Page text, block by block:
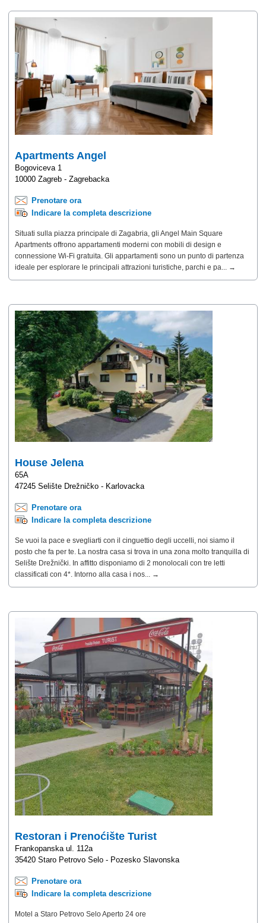
Apartments Angel
Bogoviceva 1
10000 Zagreb - Zagrebacka
Prenotare ora
Indicare la completa descrizione
Situati sulla piazza principale di Zagabria, gli Angel Main Square
Apartments offrono appartamenti moderni con mobili di design e
connessione Wi-Fi gratuita. Gli appartamenti sono un punto di partenza
ideale per esplorare le principali attrazioni turistiche, parchi e pa... →
House Jelena
65A
47245 Selište Drežničko - Karlovacka
Prenotare ora
Indicare la completa descrizione
Se vuoi la pace e svegliarti con il cinguettio degli uccelli, noi siamo il
posto che fa per te. La nostra casa si trova in una zona molto tranquilla di
Selište Drežnički. In affitto disponiamo di 2 monolocali con tre letti
classificati con 4*. Intorno alla casa i nos... →
Restoran i Prenoćište Turist
Frankopanska ul. 112a
35420 Staro Petrovo Selo - Pozesko Slavonska
Prenotare ora
Indicare la completa descrizione
Motel a Staro Petrovo Selo Aperto 24 ore